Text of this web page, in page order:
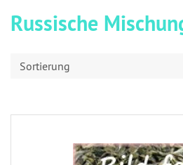
Russische
Sortierung